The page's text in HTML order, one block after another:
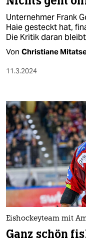
Unternehmer Frank
Haie gesteckt hat,
Die Kritik daran
Von Christiane
11.3.2024
Eishockeyteam mit
Ganz schön